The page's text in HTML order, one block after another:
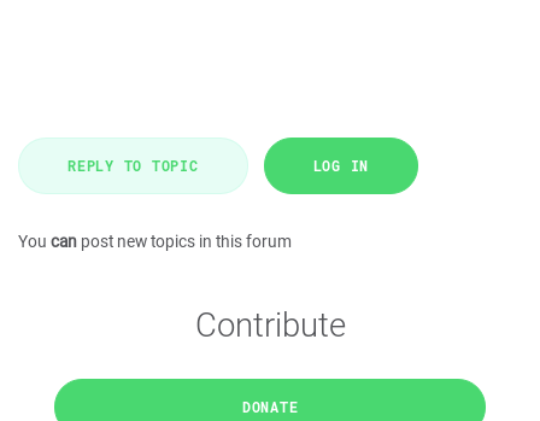
REPLY TO TOPIC LOG IN
You can post new topics in this forum
Contribute
DONATE